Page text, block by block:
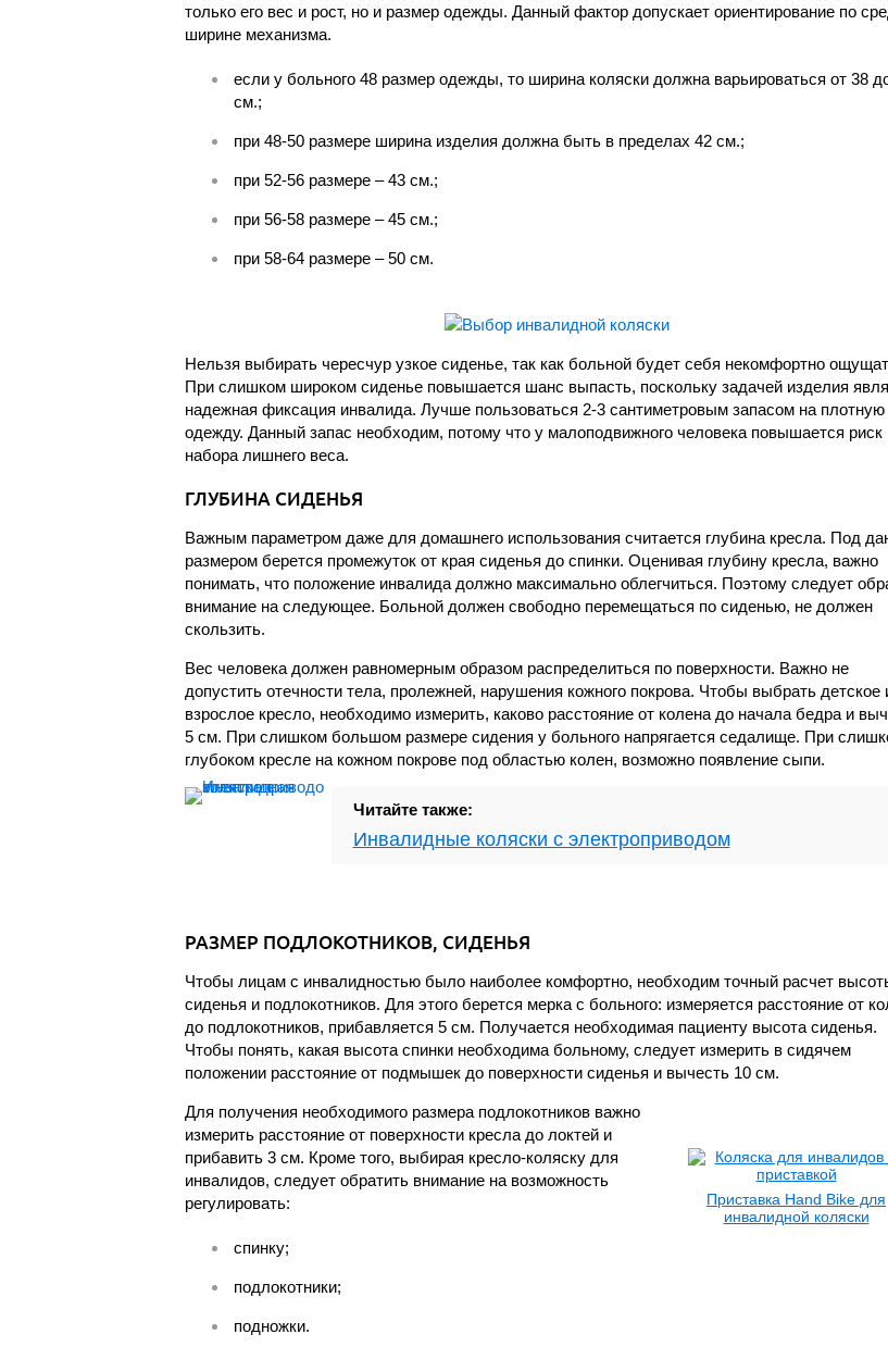
только его вес и рост, но и размер одежды. Данный фактор допускает ориентирование по
ширине механизма.
если у больного 48 размер одежды, то ширина коляски должна варьироваться от 38
см.;
при 48-50 размере ширина изделия должна быть в пределах 42 см.;
при 52-56 размере – 43 см.;
при 56-58 размере – 45 см.;
при 58-64 размере – 50 см.
Нельзя выбирать чересчур узкое сиденье, так как больной будет себя некомфортно
При слишком широком сиденье повышается шанс выпасть, поскольку задачей изделия
надежная фиксация инвалида. Лучше пользоваться 2-3 сантиметровым запасом на плотную
одежду. Данный запас необходим, потому что у малоподвижного человека повышается риск
набора лишнего веса.
ГЛУБИНА СИДЕНЬЯ
Важным параметром даже для домашнего использования считается глубина кресла. Под
размером берется промежуток от края сиденья до спинки. Оценивая глубину кресла, важно
понимать, что положение инвалида должно максимально облегчиться. Поэтому следует
внимание на следующее. Больной должен свободно перемещаться по сиденью, не должен
скользить.
Вес человека должен равномерным образом распределиться по поверхности. Важно не
допустить отечности тела, пролежней, нарушения кожного покрова. Чтобы выбрать детское
взрослое кресло, необходимо измерить, каково расстояние от колена до начала бедра и
5 см. При слишком большом размере сидения у больного напрягается седалище. При
глубоком кресле на кожном покрове под областью колен, возможно появление сыпи.
Читайте также:
Инвалидные коляски с электроприводом
РАЗМЕР ПОДЛОКОТНИКОВ, СИДЕНЬЯ
Чтобы лицам с инвалидностью было наиболее комфортно, необходим точный расчет
сиденья и подлокотников. Для этого берется мерка с больного: измеряется расстояние от
до подлокотников, прибавляется 5 см. Получается необходимая пациенту высота сиденья.
Чтобы понять, какая высота спинки необходима больному, следует измерить в сидячем
положении расстояние от подмышек до поверхности сиденья и вычесть 10 см.
Приставка Hand Bike для
инвалидной коляски
Для получения необходимого размера подлокотников важно
измерить расстояние от поверхности кресла до локтей и
прибавить 3 см. Кроме того, выбирая кресло-коляску для
инвалидов, следует обратить внимание на возможность
регулировать:
спинку;
подлокотники;
подножки.